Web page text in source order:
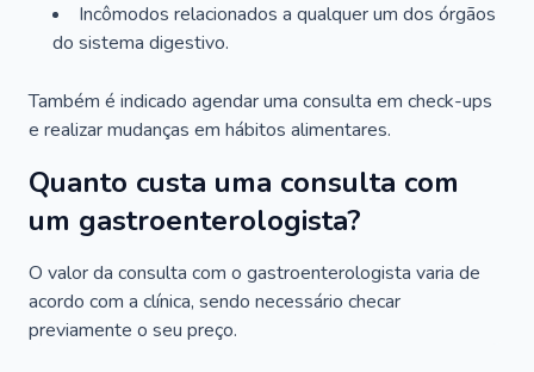
Incômodos relacionados a qualquer um dos órgãos
do sistema digestivo.
Também é indicado agendar uma consulta em check-ups
e realizar mudanças em hábitos alimentares.
Quanto custa uma consulta com
um gastroenterologista?
O valor da consulta com o gastroenterologista varia de
acordo com a clínica, sendo necessário checar
previamente o seu preço.